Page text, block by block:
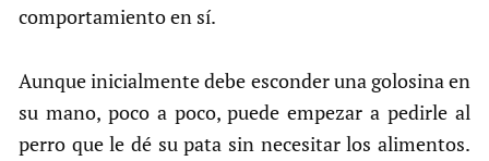
comportamiento en sí.
Aunque inicialmente debe esconder una golosina en
su mano, poco a poco, puede empezar a pedirle al
perro que le dé su pata sin necesitar los alimentos.